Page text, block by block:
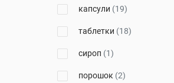
Київмедпрепарат
Лабораторіос Віренс С.Л.
Кусум Фарм
Адамед Фарма
капсули (19)
таблетки (18)
сироп (1)
порошок (2)